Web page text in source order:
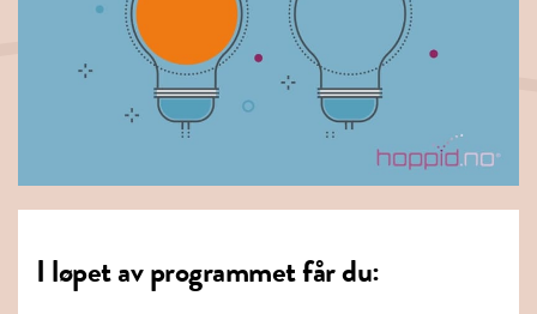
I løpet av programmet får du: